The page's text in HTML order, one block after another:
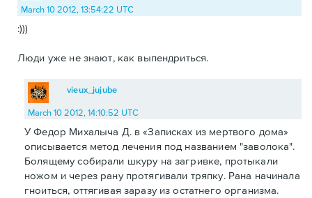
March 10 2012, 13:54:22 UTC
:)))
Люди уже не знают, как выпендриться.
vieux_jujube
March 10 2012, 14:10:52 UTC
У Федор Михалыча Д. в «Записках из мертвого дома»
описывается метод лечения под названием "заволока".
Болящему собирали шкуру на загривке, протыкали
ножом и через рану протягивали тряпку. Рана начинала
гноиться, оттягивая заразу из остатнего организма.